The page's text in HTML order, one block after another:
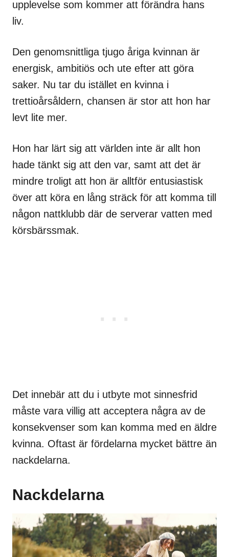
upplevelse som kommer att förändra hans
liv.
Den genomsnittliga tjugo åriga kvinnan är
energisk, ambitiös och ute efter att göra
saker. Nu tar du istället en kvinna i
trettioårsåldern, chansen är stor att hon har
levt lite mer.
Hon har lärt sig att världen inte är allt hon
hade tänkt sig att den var, samt att det är
mindre troligt att hon är alltför entusiastisk
över att köra en lång sträck för att komma till
någon nattklubb där de serverar vatten med
körsbärssmak.
Det innebär att du i utbyte mot sinnesfrid
måste vara villig att acceptera några av de
konsekvenser som kan komma med en äldre
kvinna. Oftast är fördelarna mycket bättre än
nackdelarna.
Nackdelarna